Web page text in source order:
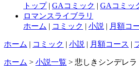
トップ| GAコミック | GAコミッ
ロマンスライブラリ
ホーム | コミック | 小説 | 月額コ
ホーム | コミック | 小説 | 月額コース |
ホーム > 小説一覧 > 悲しきシンデレラ